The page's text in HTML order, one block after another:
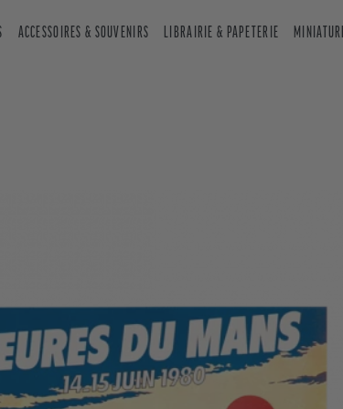
ACCESSOIRES & SOUVENIRS LIBRAIRIE & PAPETERIE